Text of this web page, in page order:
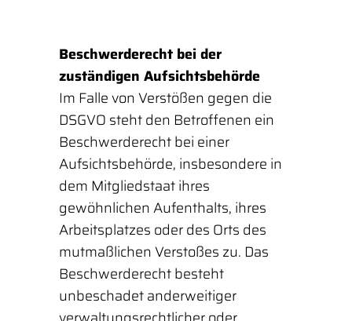
Beschwerde­recht bei der
zuständigen Aufsichts­behörde
Im Falle von Verstößen gegen die
DSGVO steht den Betroffenen ein
Beschwerderecht bei einer
Aufsichtsbehörde, insbesondere in
dem Mitgliedstaat ihres
gewöhnlichen Aufenthalts, ihres
Arbeitsplatzes oder des Orts des
mutmaßlichen Verstoßes zu. Das
Beschwerderecht besteht
unbeschadet anderweitiger